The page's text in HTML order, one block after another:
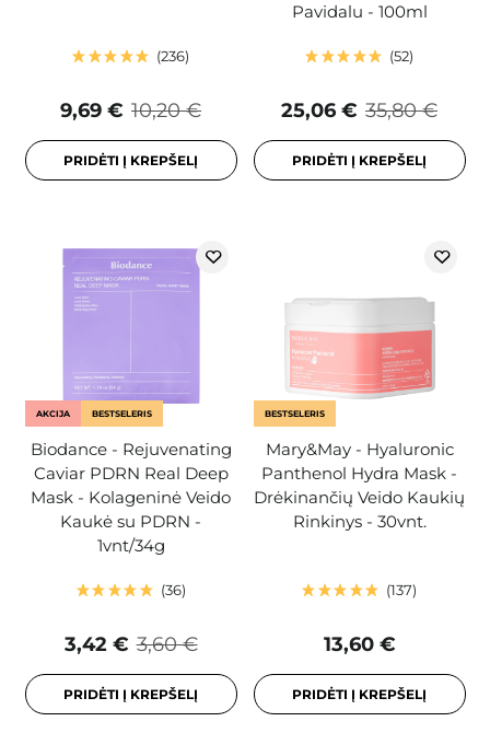
236
10,20 €
9,69 €
PRIDĖTI Į KREPŠELĮ
Pavidalu - 100ml
52
35,80 €
25,06 €
PRIDĖTI Į KREPŠELĮ
AKCIJA BESTSELERIS
Biodance - Rejuvenating
Caviar PDRN Real Deep
Mask - Kolageninė Veido
Kaukė su PDRN -
1vnt/34g
36
3,60 €
3,42 €
PRIDĖTI Į KREPŠELĮ
BESTSELERIS
Mary&May - Hyaluronic
Panthenol Hydra Mask -
Drėkinančių Veido Kaukių
Rinkinys - 30vnt.
137
13,60 €
PRIDĖTI Į KREPŠELĮ